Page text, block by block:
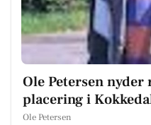
Ole Petersen
placering i
Ole Petersen